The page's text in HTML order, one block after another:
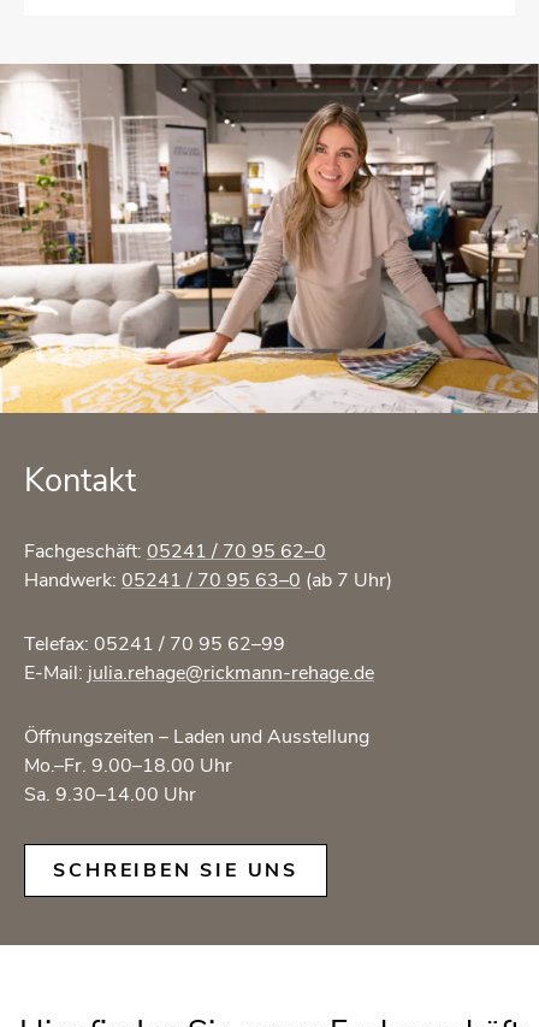
Kon­takt
Fach­ge­schäft: 05241 / 70 95 62–0
Hand­werk: 05241 / 70 95 63–0 (ab 7 Uhr)
Te­le­fax: 05241 / 70 95 62–99
E-Mail: julia.​rehage@​rickmann-​rehage.​de
Öff­nungs­zei­ten – Laden und Aus­stel­lung
Mo.–Fr. 9.00–18.00 Uhr
Sa. 9.30–14.00 Uhr
SCHREI­BEN SIE UNS